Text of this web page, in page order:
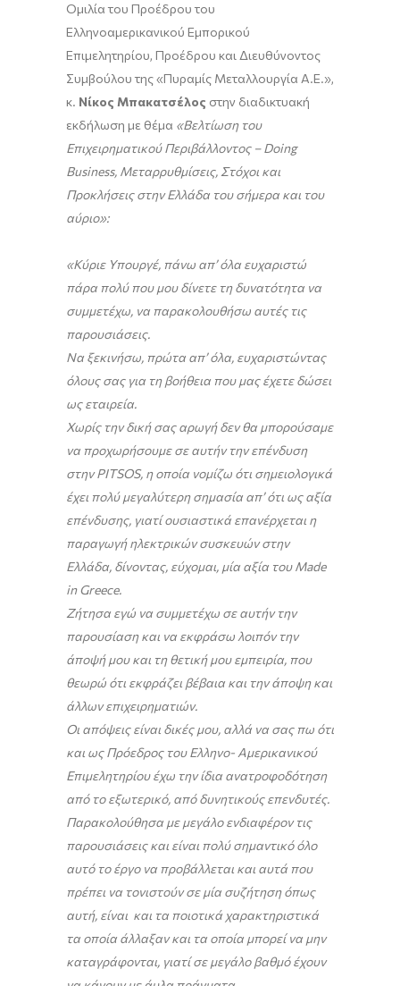
Ομιλία του Προέδρου του
Ελληνοαμερικανικού Εμπορικού
Επιμελητηρίου, Προέδρου και Διευθύνοντος
Συμβούλου της «Πυραμίς Μεταλλουργία Α.Ε.»,
κ. Νίκος Μπακατσέλος στην διαδικτυακή
εκδήλωση με θέμα «Βελτίωση του
Επιχειρηματικού Περιβάλλοντος –Doing
Business, Μεταρρυθμίσεις, Στόχοι και
Προκλήσεις στην Ελλάδα του σήμερα και του
αύριο»:
«Κύριε Υπουργέ, πάνω απ’ όλα ευχαριστώ
πάρα πολύ που μου δίνετε τη δυνατότητα να
συμμετέχω, να παρακολουθήσω αυτές τις
παρουσιάσεις.
Να ξεκινήσω, πρώτα απ’ όλα, ευχαριστώντας
όλους σας για τη βοήθεια που μας έχετε δώσει
ως εταιρεία.
Χωρίς την δική σας αρωγή δεν θα μπορούσαμε
να προχωρήσουμε σε αυτήν την επένδυση
στην PITSOS, η οποία νομίζω ότι σημειολογικά
έχει πολύ μεγαλύτερη σημασία απ’ ότι ως αξία
επένδυσης, γιατί ουσιαστικά επανέρχεται η
παραγωγή ηλεκτρικών συσκευών στην
Ελλάδα, δίνοντας, εύχομαι, μία αξία του Made
in Greece.
Ζήτησα εγώ να συμμετέχω σε αυτήν την
παρουσίαση και να εκφράσω λοιπόν την
άποψή μου και τη θετική μου εμπειρία, που
θεωρώ ότι εκφράζει βέβαια και την άποψη και
άλλων επιχειρηματιών.
Οι απόψεις είναι δικές μου, αλλά να σας πω ότι
και ως Πρόεδρος του Ελληνο- Αμερικανικού
Επιμελητηρίου έχω την ίδια ανατροφοδότηση
από το εξωτερικό, από δυνητικούς επενδυτές.
Παρακολούθησα με μεγάλο ενδιαφέρον τις
παρουσιάσεις και είναι πολύ σημαντικό όλο
αυτό το έργο να προβάλλεται και αυτά που
πρέπει να τονιστούν σε μία συζήτηση όπως
αυτή, είναι και τα ποιοτικά χαρακτηριστικά
τα οποία άλλαξαν και τα οποία μπορεί να μην
καταγράφονται, γιατί σε μεγάλο βαθμό έχουν